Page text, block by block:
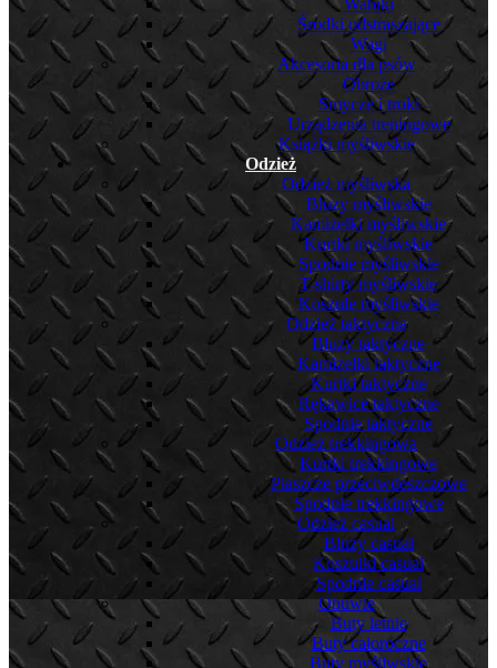
Wabiki
Środki odstraszające
Wagi
Akcesoria dla psów
Obroże
Smycze i troki
Urządzenia treningowe
Książki myśliwskie
Odzież
Odzież myśliwska
Bluzy myśliwskie
Kamizelki myśliwskie
Kurtki myśliwskie
Spodnie myśliwskie
T-shirty myśliwskie
Koszule myśliwskie
Odzież taktyczna
Bluzy taktyczne
Kamizelki taktyczne
Kurtki taktyczne
Rękawice taktyczne
Spodnie taktyczne
Odzież trekkingowa
Kurtki trekkingowe
Płaszcze przeciwdeszczowe
Spodnie trekkingowe
Odzież casual
Bluzy casual
Koszulki casual
Spodnie casual
Obuwie
Buty letnie
Buty całoroczne
Buty myśliwskie